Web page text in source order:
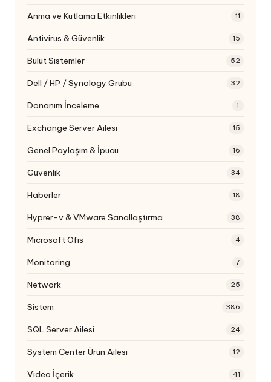
Anma ve Kutlama Etkinlikleri 11
Antivirus & Güvenlik 15
Bulut Sistemler 52
Dell / HP / Synology Grubu 32
Donanım İnceleme 1
Exchange Server Ailesi 15
Genel Paylaşım & İpucu 16
Güvenlik 34
Haberler 18
Hyprer-v & VMware Sanallaştırma 38
Microsoft Ofis 4
Monitoring 7
Network 25
Sistem 386
SQL Server Ailesi 24
System Center Ürün Ailesi 12
Video İçerik 41